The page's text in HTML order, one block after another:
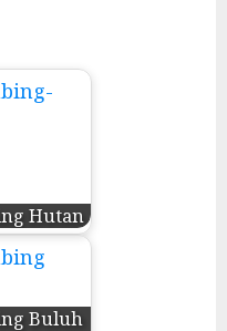
Hutan
Buluh